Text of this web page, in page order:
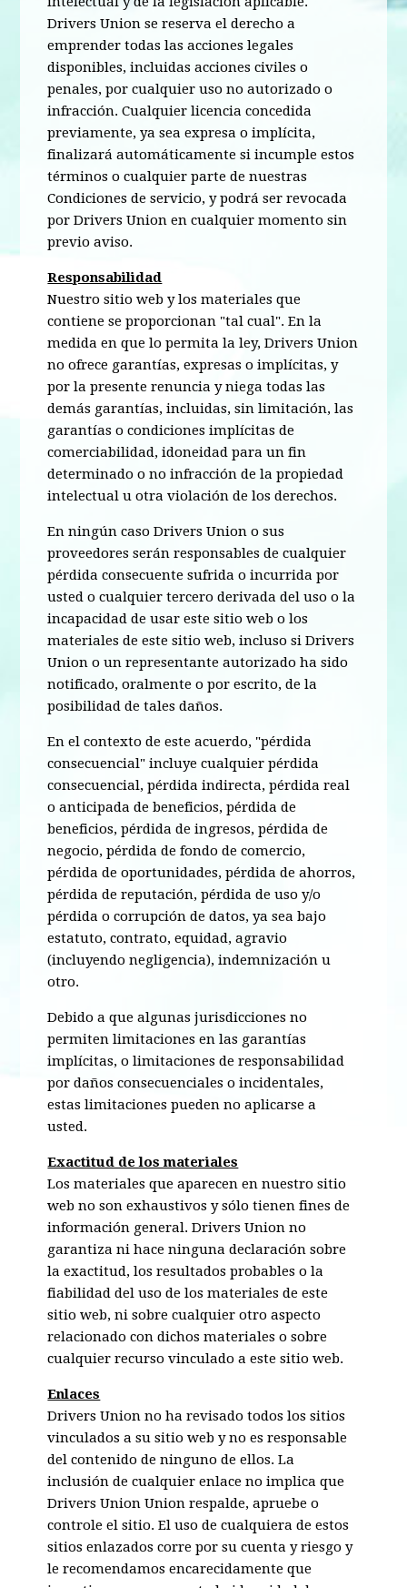
Drivers Union se reserva el derecho a
emprender todas las acciones legales
disponibles, incluidas acciones civiles o
penales, por cualquier uso no autorizado o
infracción. Cualquier licencia concedida
previamente, ya sea expresa o implícita,
finalizará automáticamente si incumple estos
términos o cualquier parte de nuestras
Condiciones de servicio, y podrá ser revocada
por Drivers Union en cualquier momento sin
previo aviso.
Responsabilidad
Nuestro sitio web y los materiales que
contiene se proporcionan "tal cual". En la
medida en que lo permita la ley, Drivers Union
no ofrece garantías, expresas o implícitas, y
por la presente renuncia y niega todas las
demás garantías, incluidas, sin limitación, las
garantías o condiciones implícitas de
comerciabilidad, idoneidad para un fin
determinado o no infracción de la propiedad
intelectual u otra violación de los derechos.
En ningún caso Drivers Union o sus
proveedores serán responsables de cualquier
pérdida consecuente sufrida o incurrida por
usted o cualquier tercero derivada del uso o la
incapacidad de usar este sitio web o los
materiales de este sitio web, incluso si Drivers
Union o un representante autorizado ha sido
notificado, oralmente o por escrito, de la
posibilidad de tales daños.
En el contexto de este acuerdo, "pérdida
consecuencial" incluye cualquier pérdida
consecuencial, pérdida indirecta, pérdida real
o anticipada de beneficios, pérdida de
beneficios, pérdida de ingresos, pérdida de
negocio, pérdida de fondo de comercio,
pérdida de oportunidades, pérdida de ahorros,
pérdida de reputación, pérdida de uso y/o
pérdida o corrupción de datos, ya sea bajo
estatuto, contrato, equidad, agravio
(incluyendo negligencia), indemnización u
otro.
Debido a que algunas jurisdicciones no
permiten limitaciones en las garantías
implícitas, o limitaciones de responsabilidad
por daños consecuenciales o incidentales,
estas limitaciones pueden no aplicarse a
usted.
Exactitud de los materiales
Los materiales que aparecen en nuestro sitio
web no son exhaustivos y sólo tienen fines de
información general. Drivers Union no
garantiza ni hace ninguna declaración sobre
la exactitud, los resultados probables o la
fiabilidad del uso de los materiales de este
sitio web, ni sobre cualquier otro aspecto
relacionado con dichos materiales o sobre
cualquier recurso vinculado a este sitio web.
Enlaces
Drivers Union no ha revisado todos los sitios
vinculados a su sitio web y no es responsable
del contenido de ninguno de ellos. La
inclusión de cualquier enlace no implica que
Drivers Union Union respalde, apruebe o
controle el sitio. El uso de cualquiera de estos
sitios enlazados corre por su cuenta y riesgo y
le recomendamos encarecidamente que